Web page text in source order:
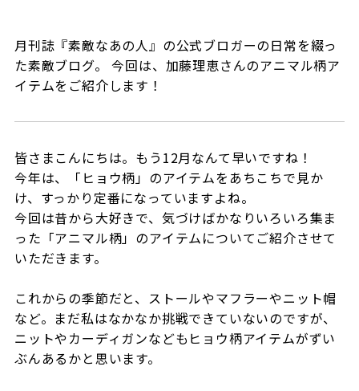
月刊誌『素敵なあの人』の公式ブロガーの日常を綴っ
た素敵ブログ。 今回は、加藤理恵さんのアニマル柄ア
イテムをご紹介します！
皆さまこんにちは。もう12月なんて早いですね！
今年は、「ヒョウ柄」のアイテムをあちこちで見か
け、すっかり定番になっていますよね。
今回は昔から大好きで、気づけばかなりいろいろ集ま
った「アニマル柄」のアイテムについてご紹介させて
いただきます。
これからの季節だと、ストールやマフラーやニット帽
など。まだ私はなかなか挑戦できていないのですが、
ニットやカーディガンなどもヒョウ柄アイテムがずい
ぶんあるかと思います。